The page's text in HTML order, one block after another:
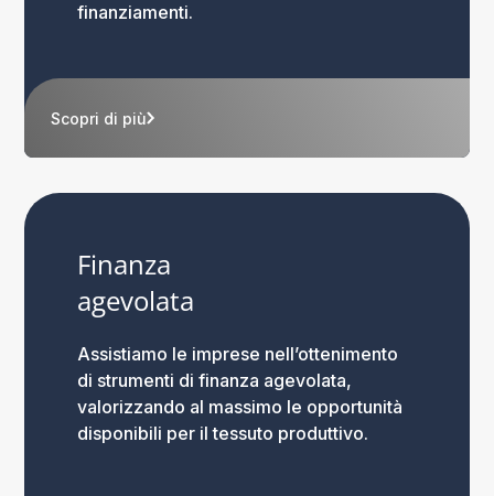
finanziamenti.
Scopri di più
Finanza
agevolata
Assistiamo le imprese nell’ottenimento
di strumenti di finanza agevolata,
valorizzando al massimo le opportunità
disponibili per il tessuto produttivo.